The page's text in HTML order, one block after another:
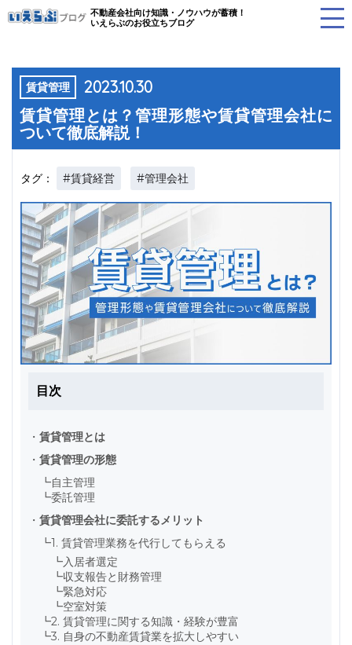
不動産会社向け知識・ノウハウが蓄積！
いえらぶのお役立ちブログ
賃貸管理 2023.10.30
賃貸管理とは？管理形態や賃貸管理会社に
ついて徹底解説！
タグ： #賃貸経営 #管理会社
目次
・ 賃貸管理とは
・ 賃貸管理の形態
┗自主管理
┗委託管理
・ 賃貸管理会社に委託するメリット
┗1. 賃貸管理業務を代行してもらえる
┗入居者選定
┗収支報告と財務管理
┗緊急対応
┗空室対策
┗2. 賃貸管理に関する知識・経験が豊富
┗3. 自身の不動産賃貸業を拡大しやすい